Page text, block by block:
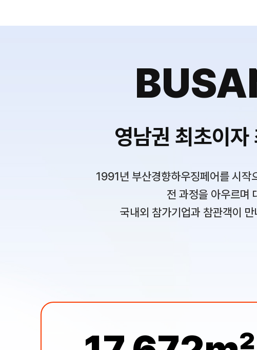
영남권 최초이자
1991년 부산경향하우징페어를 시작
전 과정을 아우르며
국내외 참가기업과 참관객이